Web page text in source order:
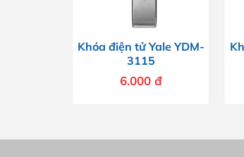
Khóa điện tử Yale YDM-
3115
6.000 đ